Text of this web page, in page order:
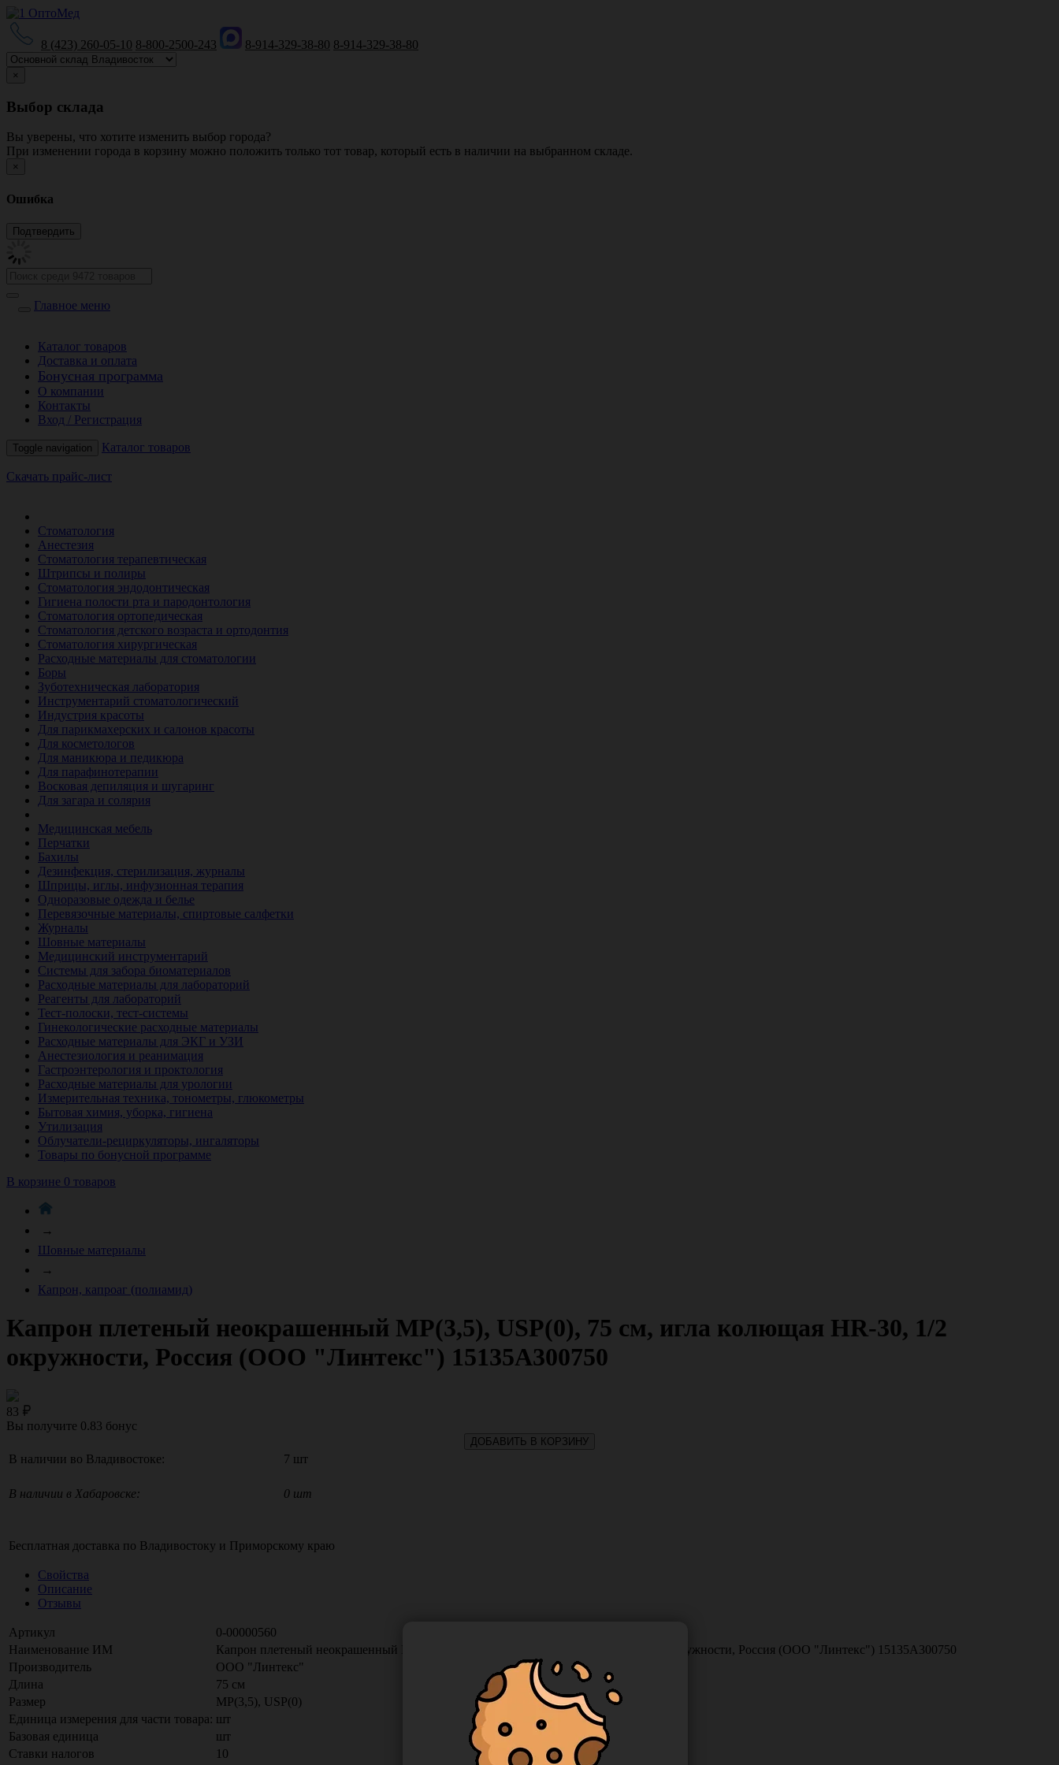
8 (423) 260-05-10 8-800-2500-243 8-914-329-38-80 8-914-329-38-80
×
Выбор склада
Вы уверены, что хотите изменить выбор города?
При изменении города в корзину можно положить только тот товар, который есть в наличии на выбранном складе.
×
Ошибка
Главное меню
Каталог товаров
Доставка и оплата
Бонусная программа
О компании
Контакты
Вход / Регистрация
Toggle navigation Каталог товаров
Скачать прайс-лист
Стоматология
Анестезия
Стоматология терапевтическая
Штрипсы и полиры
Стоматология эндодонтическая
Гигиена полости рта и пародонтология
Стоматология ортопедическая
Стоматология детского возраста и ортодонтия
Стоматология хирургическая
Расходные материалы для стоматологии
Боры
Зуботехническая лаборатория
Инструментарий стоматологический
Индустрия красоты
Для парикмахерских и салонов красоты
Для косметологов
Для маникюра и педикюра
Для парафинотерапии
Восковая депиляция и шугаринг
Для загара и солярия
Медицинская мебель
Перчатки
Бахилы
Дезинфекция, стерилизация, журналы
Шприцы, иглы, инфузионная терапия
Одноразовые одежда и белье
Перевязочные материалы, спиртовые салфетки
Журналы
Шовные материалы
Медицинский инструментарий
Системы для забора биоматериалов
Расходные материалы для лабораторий
Реагенты для лабораторий
Тест-полоски, тест-системы
Гинекологические расходные материалы
Расходные материалы для ЭКГ и УЗИ
Анестезиология и реанимация
Гастроэнтерология и проктология
Расходные материалы для урологии
Измерительная техника, тонометры, глюкометры
Бытовая химия, уборка, гигиена
Утилизация
Облучатели-рециркуляторы, ингаляторы
Товары по бонусной программе
В корзине 0 товаров
→
Шовные материалы
→
Капрон, капроаг (полиамид)
Капрон плетеный неокрашенный МР(3,5), USP(0), 75 см, игла колющая HR-30, 1/2
окружности, Россия (ООО "Линтекс") 15135A300750
83
Вы получите 0.83 бонус
ДОБАВИТЬ В КОРЗИНУ
В наличии во Владивостоке: 7 шт
В наличии в Хабаровске: 0 шт
Бесплатная доставка по Владивостоку и Приморскому краю
Свойства
Описание
Отзывы
Артикул
0-00000560
Наименование ИМ
Капрон плетеный неокрашенный МР(3,5), USP(0), 75 см, игла колющая HR-30, 1/2 окружности, Россия (ООО "Линтекс") 15135A300750
Производитель
ООО "Линтекс"
Длина
75 см
Размер
МР(3,5), USP(0)
Единица измерения для части товара: шт
Базовая единица
шт
Ставки налогов
10